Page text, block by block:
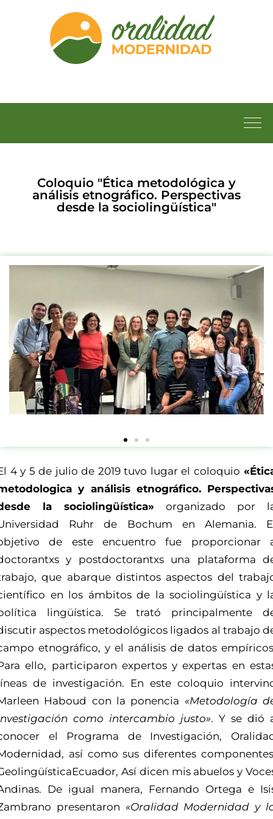
Coloquio "Ética metodológica y
análisis etnográfico. Perspectivas
desde la sociolingüística"
4 y 5 de julio de 2019 tuvo lugar el coloquio
y análisis etnográfico.
la sociolingüística» organizado por
Ruhr de Bochum en Alemania.
de este encuentro fue proporcionar
y postdoctorantxs una plataforma
que abarque distintos aspectos del
en los ámbitos de la sociolingüística y
lingüística. Se trató principalmente
aspectos metodológicos ligados al trabajo
etnográfico, y el análisis de datos
ello, participaron expertos y expertas en
de investigación. En este coloquio
Haboud con la ponencia «Metodología
como intercambio justo». Y se dió
el Programa de Investigación,
así como sus diferentes
Así dicen mis abuelos y
De igual manera, Fernando Ortega e
presentaron «Oralidad Modernidad y